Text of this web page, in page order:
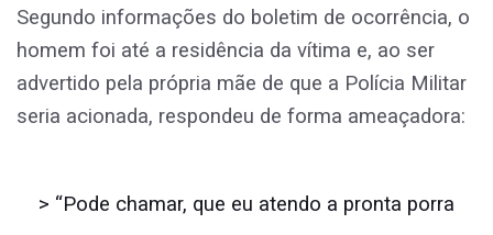
Segundo informações do boletim de ocorrência, o
homem foi até a residência da vítima e, ao ser
advertido pela própria mãe de que a Polícia Militar
seria acionada, respondeu de forma ameaçadora:
> “Pode chamar, que eu atendo a pronta porra